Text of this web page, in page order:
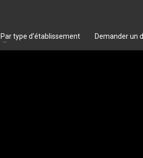
Par type d’établissement Demander un